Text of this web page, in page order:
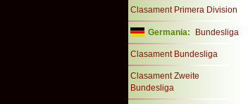
Clasament Primera Division
Germania: Bundesliga
Clasament Bundesliga
Clasament Zweite
Bundesliga